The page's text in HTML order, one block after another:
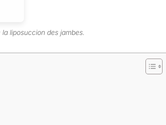
liposuccion des jambes.